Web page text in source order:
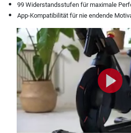
99 Widerstandsstufen für maximale
App-Kompatibilität für nie endende